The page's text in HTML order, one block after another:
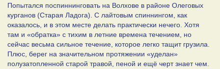
Попытался поспиннинговать на Волхове в районе Олеговых
курганов (Старая Ладога). С лайтовым спиннингом, как
оказалось, и в этом месте делать практически нечего. Хотя
там и «обратка» с тихим в летние времена течением, но
сейчас весьма сильное течение, которое легко тащит грузила.
Плюс, берег на значительном протяжении «уделан»
полузатопленной старой травой, пеной и ещё черт знает чем.